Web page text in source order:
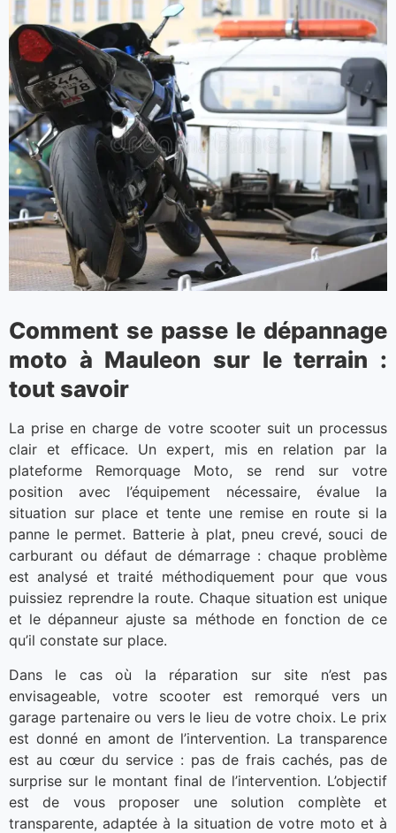
Comment se passe le dépannage
moto à Mauleon sur le terrain :
tout savoir
La prise en charge de votre scooter suit un processus
clair et efficace. Un expert, mis en relation par la
plateforme Remorquage Moto, se rend sur votre
position avec l’équipement nécessaire, évalue la
situation sur place et tente une remise en route si la
panne le permet. Batterie à plat, pneu crevé, souci de
carburant ou défaut de démarrage : chaque problème
est analysé et traité méthodiquement pour que vous
puissiez reprendre la route. Chaque situation est unique
et le dépanneur ajuste sa méthode en fonction de ce
qu’il constate sur place.
Dans le cas où la réparation sur site n’est pas
envisageable, votre scooter est remorqué vers un
garage partenaire ou vers le lieu de votre choix. Le prix
est donné en amont de l’intervention. La transparence
est au cœur du service : pas de frais cachés, pas de
surprise sur le montant final de l’intervention. L’objectif
est de vous proposer une solution complète et
transparente, adaptée à la situation de votre moto et à